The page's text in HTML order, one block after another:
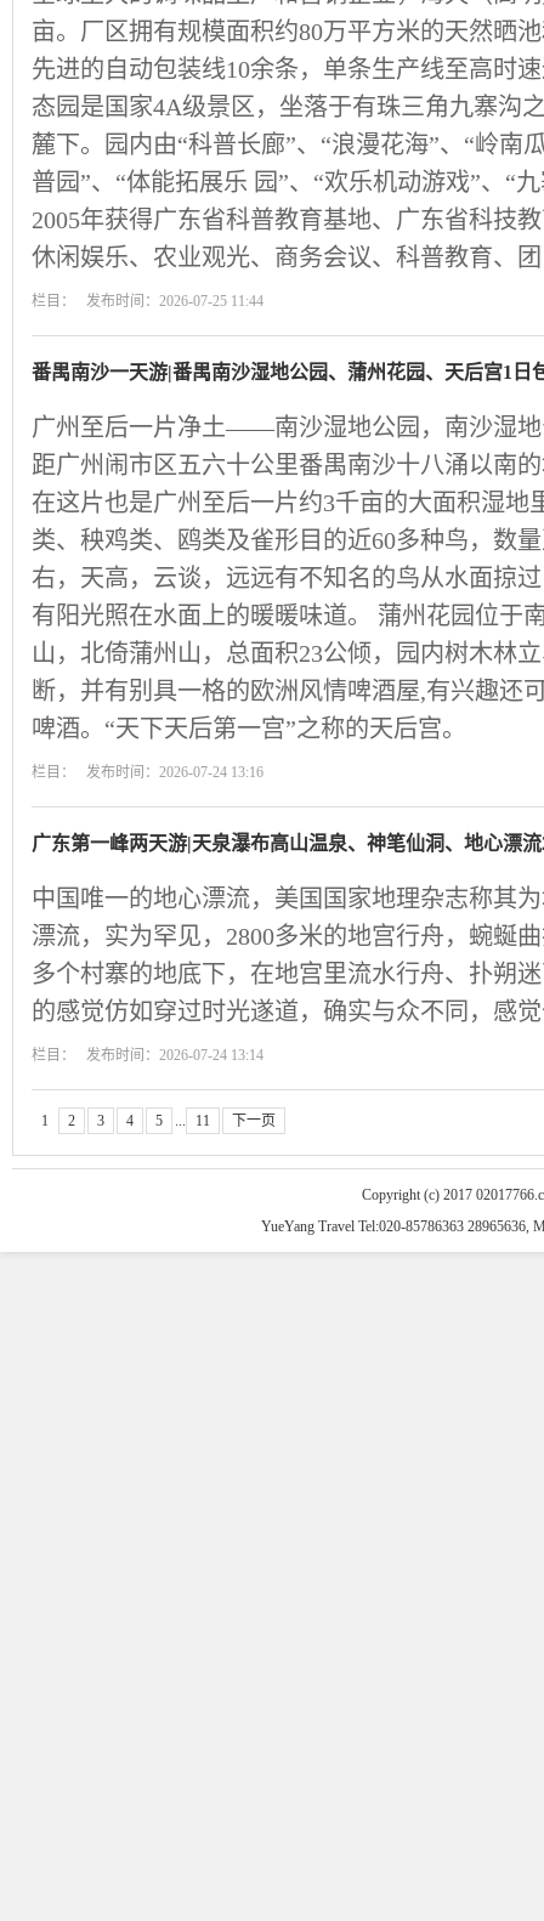
亩。厂区拥有规模面积约80万平方米的天然晒
先进的自动包装线10余条，单条生产线至高时
态园是国家4A级景区，坐落于有珠三角九寨沟
麓下。园内由“科普长廊”、“浪漫花海”、“岭南
普园”、“体能拓展乐 园”、“欢乐机动游戏”、“
2005年获得广东省科普教育基地、广东省科技
休闲娱乐、农业观光、商务会议、科普教育、
栏目： 发布时间：2026-07-25 11:44
番禺南沙一天游|番禺南沙湿地公园、蒲州花园、天后宫1日
广州至后一片净土——南沙湿地公园，南沙湿
距广州闹市区五六十公里番禺南沙十八涌以南
在这片也是广州至后一片约3千亩的大面积湿地
类、秧鸡类、鸥类及雀形目的近60多种鸟，数
右，天高，云谈，远远有不知名的鸟从水面掠
有阳光照在水面上的暖暖味道。 蒲州花园位于
山，北倚蒲州山，总面积23公倾，园内树木林
断，并有别具一格的欧洲风情啤酒屋,有兴趣还
啤酒。“天下天后第一宫”之称的天后宫。
栏目： 发布时间：2026-07-24 13:16
广东第一峰两天游|天泉瀑布高山温泉、神笔仙洞、地心漂
中国唯一的地心漂流，美国国家地理杂志称其
漂流，实为罕见，2800多米的地宫行舟，蜿蜒
多个村寨的地底下，在地宫里流水行舟、扑朔
的感觉仿如穿过时光遂道，确实与众不同，感
栏目： 发布时间：2026-07-24 13:14
1 2 3 4 5 ... 11 下一页
Copyright (c) 2017
YueYang Travel Tel:020-85786363 28965636,